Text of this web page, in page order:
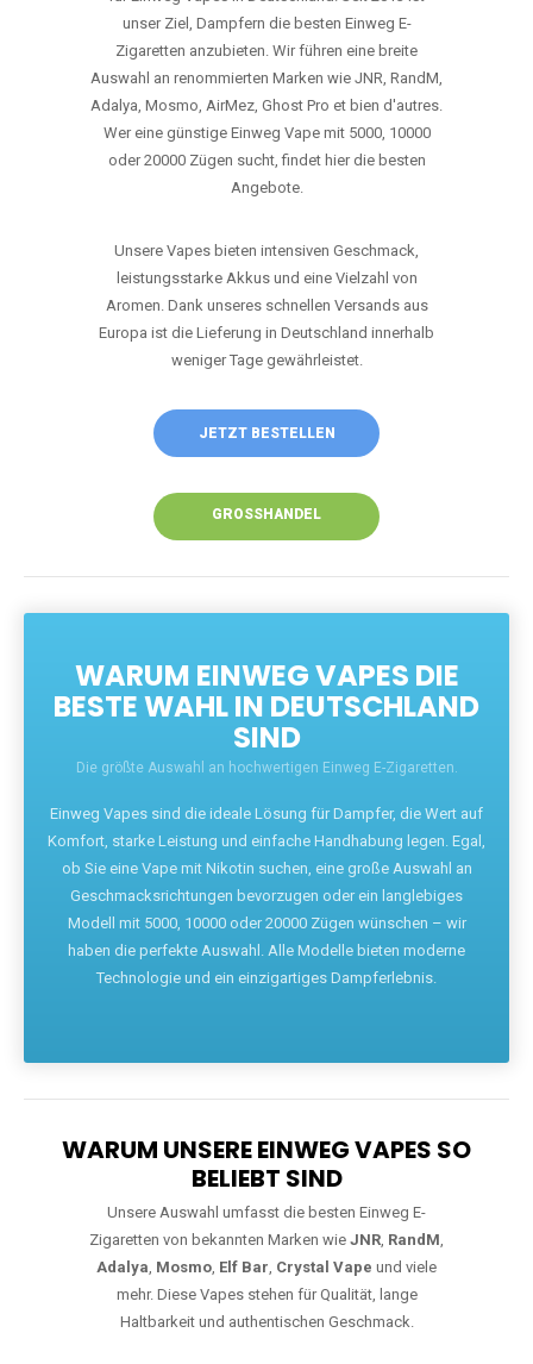
unser Ziel, Dampfern die besten Einweg E-
Zigaretten anzubieten. Wir führen eine breite
Auswahl an renommierten Marken wie JNR, RandM,
Adalya, Mosmo, AirMez, Ghost Pro et bien d'autres.
Wer eine günstige Einweg Vape mit 5000, 10000
oder 20000 Zügen sucht, findet hier die besten
Angebote.
Unsere Vapes bieten intensiven Geschmack,
leistungsstarke Akkus und eine Vielzahl von
Aromen. Dank unseres schnellen Versands aus
Europa ist die Lieferung in Deutschland innerhalb
weniger Tage gewährleistet.
JETZT BESTELLEN
GROSSHANDEL
WARUM EINWEG VAPES DIE
BESTE WAHL IN DEUTSCHLAND
SIND
Die größte Auswahl an hochwertigen Einweg E-Zigaretten.
Einweg Vapes sind die ideale Lösung für Dampfer, die Wert auf
Komfort, starke Leistung und einfache Handhabung legen. Egal,
ob Sie eine Vape mit Nikotin suchen, eine große Auswahl an
Geschmacksrichtungen bevorzugen oder ein langlebiges
Modell mit 5000, 10000 oder 20000 Zügen wünschen – wir
haben die perfekte Auswahl. Alle Modelle bieten moderne
Technologie und ein einzigartiges Dampferlebnis.
WARUM UNSERE EINWEG VAPES SO
BELIEBT SIND
Unsere Auswahl umfasst die besten Einweg E-
Zigaretten von bekannten Marken wie JNR, RandM,
Adalya, Mosmo, Elf Bar, Crystal Vape und viele
mehr. Diese Vapes stehen für Qualität, lange
Haltbarkeit und authentischen Geschmack.